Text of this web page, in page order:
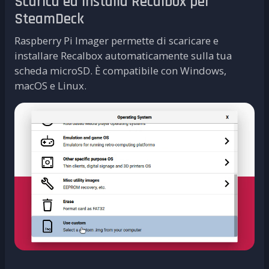
SteamDeck
Raspberry Pi Imager permette di scaricare e
installare Recalbox automaticamente sulla tua
scheda microSD. È compatibile con Windows,
macOS e Linux.